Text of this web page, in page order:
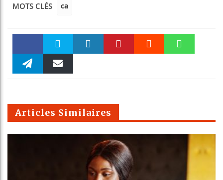
MOTS CLÉS ca
Faceboo Twitter
m
Articles Similaires